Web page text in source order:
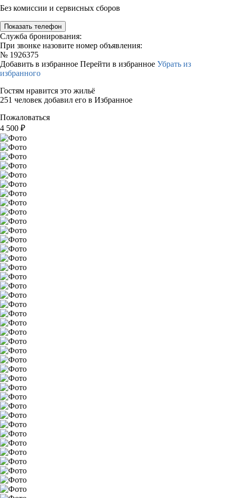
Без комиссии и сервисных сборов
Показать телефон
Служба бронирования:
При звонке назовите номер объявления:
№ 1926375
Добавить в избранное Перейти в избранное Убрать из
избранного
Гостям нравится это жильё
251 человек добавил его в Избранное
Пожаловаться
4 500 ₽